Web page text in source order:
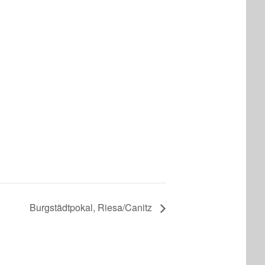
Burgstädtpokal, Riesa/Canitz